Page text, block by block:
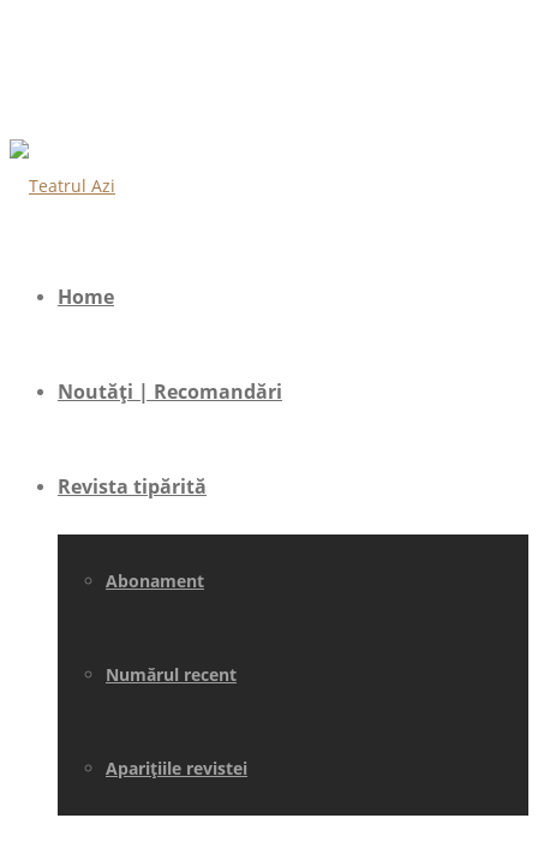
Home
Noutăți | Recomandări
Revista tipărită
Abonament
Numărul recent
Aparițiile revistei